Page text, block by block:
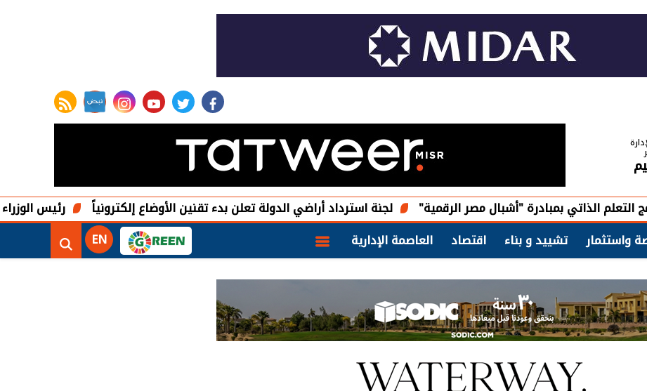
facebook
twitter
youtube
instagram
rss feed
رئيس الوزراء يصدر قرارًا لجنة استرداد أراضي الدولة تعلن بدء تقنين الأوضاع إلكترونياً
بمبادرة "أشبال مصر الرقمية"
واستثمار تشييد و بناء اقتصاد العاصمة الإدارية EN